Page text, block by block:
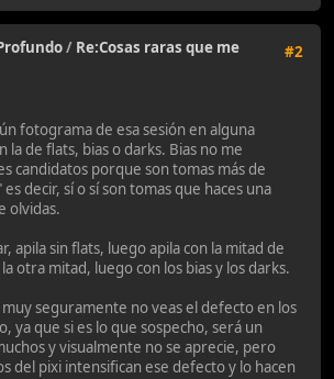
#2
/ Re:Cosas raras que me
fotograma de esa sesión en alguna
la de flats, bias o darks. Bias no me
candidatos porque son tomas más de
decir, sí o sí son tomas que haces una
olvidas.
apila sin flats, luego apila con la mitad de
otra mitad, luego con los bias y los darks.
seguramente no veas el defecto en los
ya que si es lo que sospecho, será un
y visualmente no se aprecie, pero
del pixi intensifican ese defecto y lo hacen